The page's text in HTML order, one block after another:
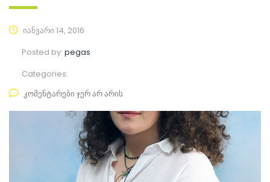
იანვარი 14, 2016
Posted by: pegas
Categories:
კომენტარები ჯერ არ არის